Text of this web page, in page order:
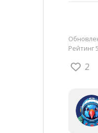
Рейтинг
2